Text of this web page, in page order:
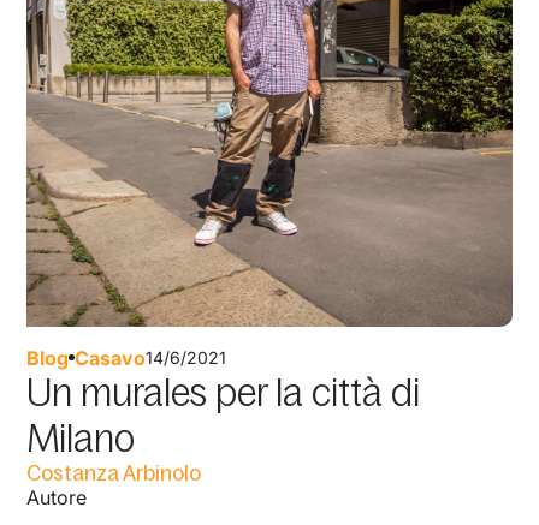
Blog Casavo14/6/2021
Un murales per la città di
Milano
Costanza Arbinolo
Autore